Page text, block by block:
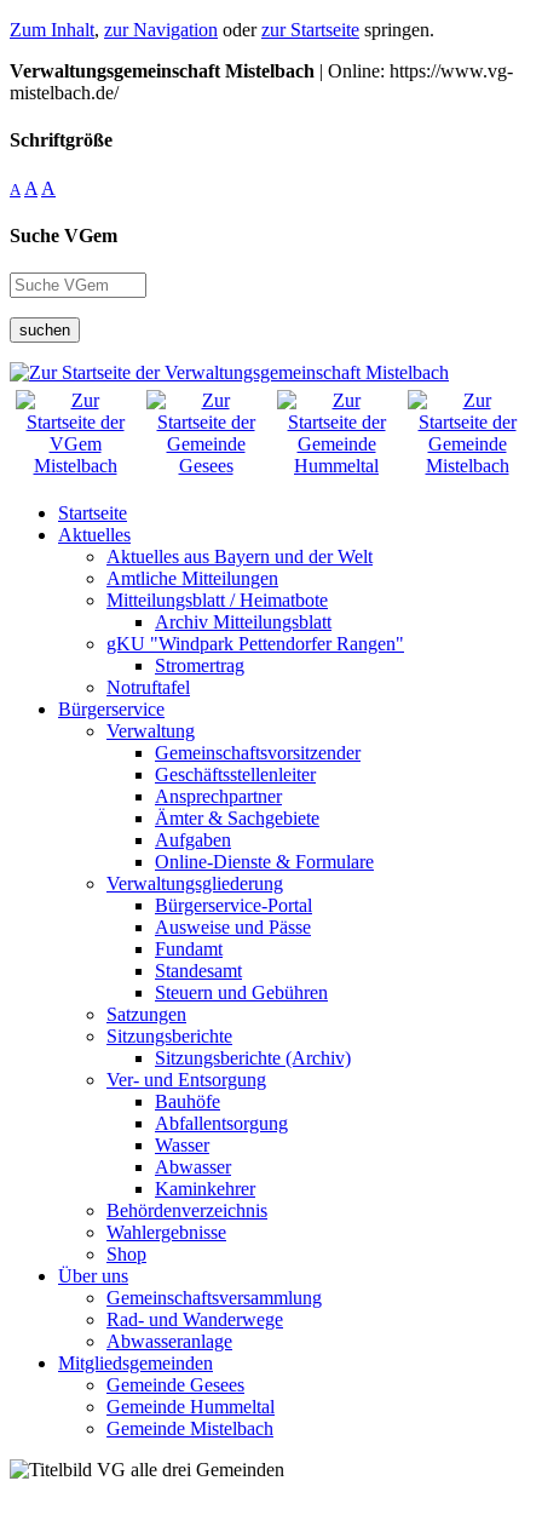
Zum Inhalt, zur Navigation oderzur Startseite springen.
Verwaltungsgemeinschaft Mistelbach | Online: https://www.vg-
mistelbach.de/
Schriftgröße
A A A
Suche VGem
suchen
Startseite
Aktuelles
Aktuelles aus Bayern und der Welt
Amtliche Mitteilungen
Mitteilungsblatt / Heimatbote
Archiv Mitteilungsblatt
gKU "Windpark Pettendorfer Rangen"
Stromertrag
Notruftafel
Bürgerservice
Verwaltung
Gemeinschaftsvorsitzender
Geschäftsstellenleiter
Ansprechpartner
Ämter & Sachgebiete
Aufgaben
Online-Dienste & Formulare
Verwaltungsgliederung
Bürgerservice-Portal
Ausweise und Pässe
Fundamt
Standesamt
Steuern und Gebühren
Satzungen
Sitzungsberichte
Sitzungsberichte (Archiv)
Ver- und Entsorgung
Bauhöfe
Abfallentsorgung
Wasser
Abwasser
Kaminkehrer
Behördenverzeichnis
Wahlergebnisse
Shop
Über uns
Gemeinschaftsversammlung
Rad- und Wanderwege
Abwasseranlage
Mitgliedsgemeinden
Gemeinde Gesees
Gemeinde Hummeltal
Gemeinde Mistelbach